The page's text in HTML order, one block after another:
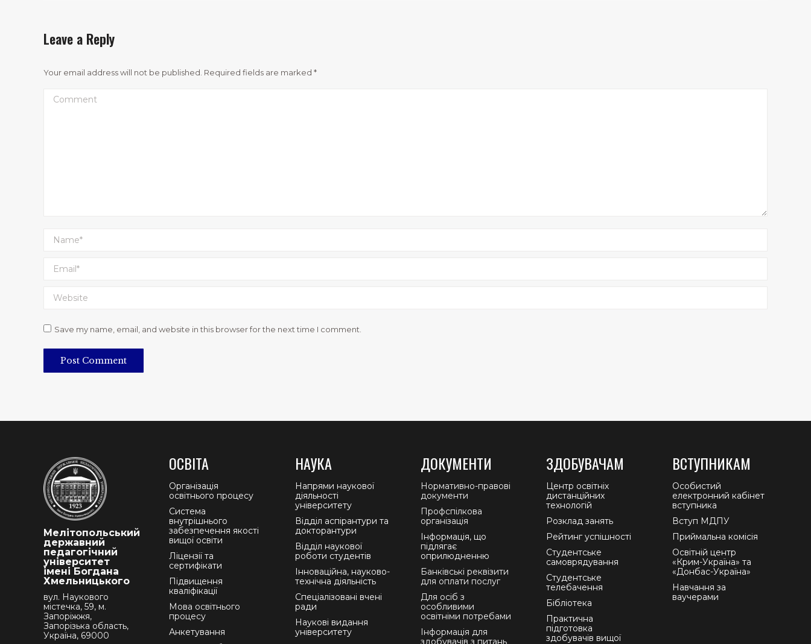
Leave a Reply
Your email address will not be published. Required fields are marked *
Comment
Name *
Email *
Website
Save my name, email, and website in this browser for the next time I comment.
Post Comment
Мелітопольський
державний
педагогічний
університет
імені Богдана
Хмельницького
вул. Наукового
містечка, 59, м.
Запоріжжя,
Запорізька область,
Україна, 69000
ОСВІТА
Організація
освітнього процесу
Система
внутрішнього
забезпечення якості
вищої освіти
Ліцензії та
сертифікати
Підвищення
кваліфікації
Мова освітнього
процесу
Анкетування
НАУКА
Напрями наукової
діяльності
університету
Відділ аспірантури та
докторантури
Відділ наукової
роботи студентів
Інноваційна, науково-
технічна діяльність
Спеціалізовані вчені
ради
Наукові видання
університету
ДОКУМЕНТИ
Нормативно-правові
документи
Профспілкова
організація
Інформація, що
підлягає
оприлюдненню
Банківські реквізити
для оплати послуг
Для осіб з
особливими
освітніми потребами
Інформація для
здобувачів з питань
ЗДОБУВАЧАМ
Центр освітніх
дистанційних
технологій
Розклад занять
Рейтинг успішності
Студентське
самоврядування
Студентське
телебачення
Бібліотека
Практична
підготовка
здобувачів вищої
ВСТУПНИКАМ
Особистий
електронний кабінет
вступника
Вступ МДПУ
Приймальна комісія
Освітній центр
«Крим-Україна» та
«Донбас-Україна»
Навчання за
ваучерами